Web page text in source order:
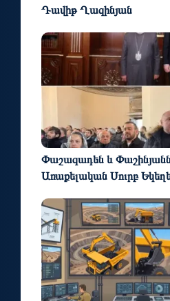
Դավիթ Ղազինյան
Փաշազադեն և Փաշինյանն
Առաքելական Սուրբ